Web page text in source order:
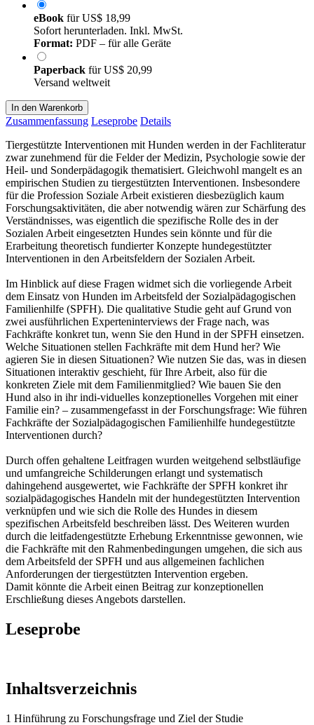
eBook fürUS$ 18,99
Sofort herunterladen. Inkl. MwSt.
Format: PDF – für alle Geräte
Paperback fürUS$ 20,99
Versand weltweit
In den Warenkorb
Zusammenfassung Leseprobe Details
Tiergestützte Interventionen mit Hunden werden in der Fachliteratur
zwar zunehmend für die Felder der Medizin, Psychologie sowie der
Heil- und Sonderpädagogik thematisiert. Gleichwohl mangelt es an
empirischen Studien zu tiergestützten Interventionen. Insbesondere
für die Profession Soziale Arbeit existieren diesbezüglich kaum
Forschungsaktivitäten, die aber notwendig wären zur Schärfung des
Verständnisses, was eigentlich die spezifische Rolle des in der
Sozialen Arbeit eingesetzten Hundes sein könnte und für die
Erarbeitung theoretisch fundierter Konzepte hundegestützter
Interventionen in den Arbeitsfeldern der Sozialen Arbeit.
Im Hinblick auf diese Fragen widmet sich die vorliegende Arbeit
dem Einsatz von Hunden im Arbeitsfeld der Sozialpädagogischen
Familienhilfe (SPFH). Die qualitative Studie geht auf Grund von
zwei ausführlichen Experteninterviews der Frage nach, was
Fachkräfte konkret tun, wenn Sie den Hund in der SPFH einsetzen.
Welche Situationen stellen Fachkräfte mit dem Hund her? Wie
agieren Sie in diesen Situationen? Wie nutzen Sie das, was in diesen
Situationen interaktiv geschieht, für Ihre Arbeit, also für die
konkreten Ziele mit dem Familienmitglied? Wie bauen Sie den
Hund also in ihr indi-viduelles konzeptionelles Vorgehen mit einer
Familie ein? – zusammengefasst in der Forschungsfrage: Wie führen
Fachkräfte der Sozialpädagogischen Familienhilfe hundegestützte
Interventionen durch?
Durch offen gehaltene Leitfragen wurden weitgehend selbstläufige
und umfangreiche Schilderungen erlangt und systematisch
dahingehend ausgewertet, wie Fachkräfte der SPFH konkret ihr
sozialpädagogisches Handeln mit der hundegestützten Intervention
verknüpfen und wie sich die Rolle des Hundes in diesem
spezifischen Arbeitsfeld beschreiben lässt. Des Weiteren wurden
durch die leitfadengestützte Erhebung Erkenntnisse gewonnen, wie
die Fachkräfte mit den Rahmenbedingungen umgehen, die sich aus
dem Arbeitsfeld der SPFH und aus allgemeinen fachlichen
Anforderungen der tiergestützten Intervention ergeben.
Damit könnte die Arbeit einen Beitrag zur konzeptionellen
Erschließung dieses Angebots darstellen.
Leseprobe
Inhaltsverzeichnis
1 Hinführung zu Forschungsfrage und Ziel der Studie